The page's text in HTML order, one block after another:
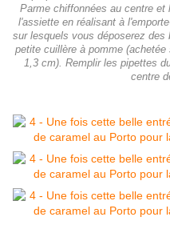
Parme chiffonnées au centre et
l'assiette en réalisant à
sur lesquels vous déposerez des
petite cuillère à pomme
1,3 cm). Remplir les pipettes
centre